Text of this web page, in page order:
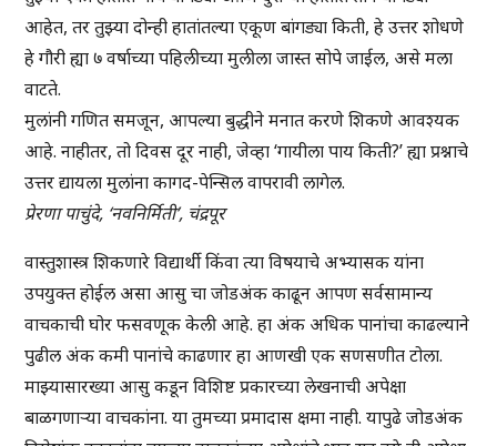
आहेत, तर तुझ्या दोन्ही हातांतल्या एकूण बांगड्या किती, हे उत्तर शोधणे
हे गौरी ह्या ७ वर्षाच्या पहिलीच्या मुलीला जास्त सोपे जाईल, असे मला
वाटते.
मुलांनी गणित समजून, आपल्या बुद्धीने मनात करणे शिकणे आवश्यक
आहे. नाहीतर, तो दिवस दूर नाही, जेव्हा ‘गायीला पाय किती?’ ह्या प्रश्नाचे
उत्तर द्यायला मुलांना कागद-पेन्सिल वापरावी लागेल.
प्रेरणा पाचुंदे, ‘नवनिर्मिती’, चंद्रपूर
वास्तुशास्त्र शिकणारे विद्यार्थी किंवा त्या विषयाचे अभ्यासक यांना
उपयुक्त होईल असा आसु चा जोडअंक काढून आपण सर्वसामान्य
वाचकाची घोर फसवणूक केली आहे. हा अंक अधिक पानांचा काढल्याने
पुढील अंक कमी पानांचे काढणार हा आणखी एक सणसणीत टोला.
माझ्यासारख्या आसु कडून विशिष्ट प्रकारच्या लेखनाची अपेक्षा
बाळगणाऱ्या वाचकांना. या तुमच्या प्रमादास क्षमा नाही. यापुढे जोडअंक